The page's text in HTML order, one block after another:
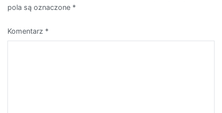
pola są oznaczone *
Komentarz *